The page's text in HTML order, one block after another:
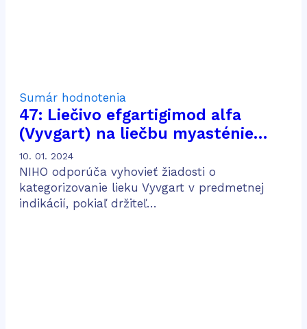
Sumár hodnotenia
47: Liečivo efgartigimod alfa
(Vyvgart) na liečbu myasténie
gravis
10. 01. 2024
NIHO odporúča vyhovieť žiadosti o
kategorizovanie lieku Vyvgart v predmetnej
indikácií, pokiaľ držiteľ…